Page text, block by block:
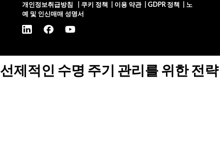
개인정보취급방침
쿠키 정책 이용 약관| GDPR 정책
노
예 및 인신매매 성명서
선제적인 수명 주기 관리를 위한 전략